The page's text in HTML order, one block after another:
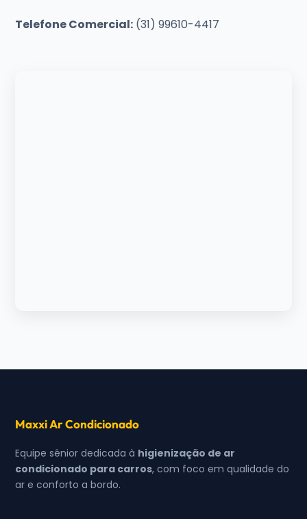
Telefone Comercial: (31) 99610-4417
Maxxi Ar Condicionado
Equipe sênior dedicada à higienização de ar
condicionado para carros, com foco em qualidade do
ar e conforto a bordo.